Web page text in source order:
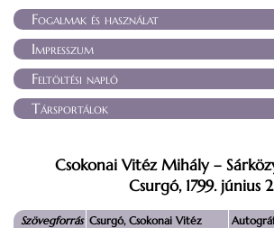
Fogalmak és használat
Impresszum
Feltöltési napló
Társportálok
Csokonai Vitéz Mihály –
Csurgó, 1799. június
Szövegforrás Csurgó, Csokonai Vitéz